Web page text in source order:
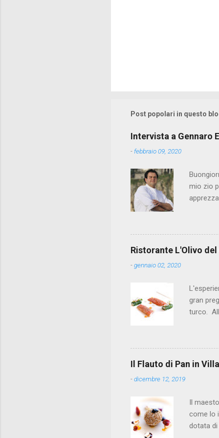
Post popolari in questo
Intervista a Gennaro
- febbraio 09, 2020
mio zio
alla
quello
primo
i
Ristorante L'Olivo
-gennaio 02, 2020
gran
turco.
Il Flauto di Pan in
-dicembre 12, 2019
Il
come lo
dotata